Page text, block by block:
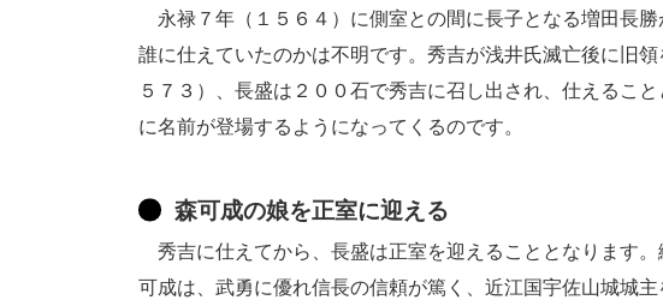
永禄７年（１５６４）に側室との間に長子となる増田長勝
誰に仕えていたのかは不明です。秀吉が浅井氏滅亡後に旧
５７３）、長盛は２００石で秀吉に召し出され、仕えるこ
に名前が登場するようになってくるのです。
森可成の娘を正室に迎える
秀吉に仕えてから、長盛は正室を迎えることとなります。
可成は、武勇に優れ信長の信頼が篤く、近江国宇佐山城城